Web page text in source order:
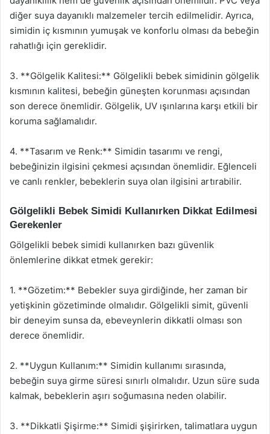
diğer suya dayanıklı malzemeler tercih edilmelidir. Ayrıca,
simidin iç kısmının yumuşak ve konforlu olması da bebeğin
rahatlığı için gereklidir.
3. **Gölgelik Kalitesi:** Gölgelikli bebek simidinin gölgelik
kısmının kalitesi, bebeğin güneşten korunması açısından
son derece önemlidir. Gölgelik, UV ışınlarına karşı etkili bir
koruma sağlamalıdır.
4. **Tasarım ve Renk:** Simidin tasarımı ve rengi,
bebeğinizin ilgisini çekmesi açısından önemlidir. Eğlenceli
ve canlı renkler, bebeklerin suya olan ilgisini artırabilir.
Gölgelikli Bebek Simidi Kullanırken Dikkat Edilmesi
Gerekenler
Gölgelikli bebek simidi kullanırken bazı güvenlik
önlemlerine dikkat etmek gerekir:
1. **Gözetim:** Bebekler suya girdiğinde, her zaman bir
yetişkinin gözetiminde olmalıdır. Gölgelikli simit, güvenli
bir deneyim sunsa da, ebeveynlerin dikkatli olması son
derece önemlidir.
2. **Uygun Kullanım:** Simidin kullanımı sırasında,
bebeğin suya girme süresi sınırlı olmalıdır. Uzun süre suda
kalmak, bebeklerin aşırı soğumasına neden olabilir.
3. **Dikkatli Şişirme:** Simidi şişirirken, talimatlara uygun